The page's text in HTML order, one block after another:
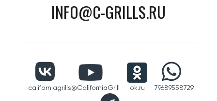
INFO@C-GRILLS.RU
californiagrills@CaliforniaGrill ok.ru 79689558729